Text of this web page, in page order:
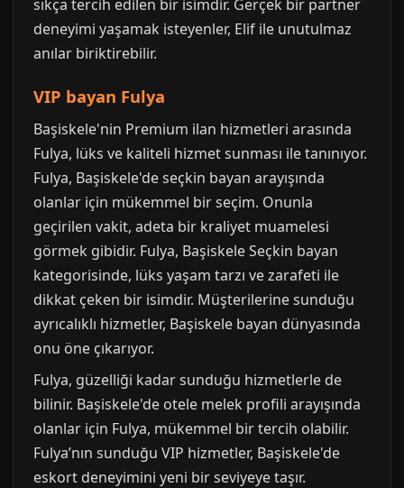
sıkça tercih edilen bir isimdir. Gerçek bir partner
deneyimi yaşamak isteyenler, Elif ile unutulmaz
anılar biriktirebilir.
VIP bayan Fulya
Başiskele'nin Premium ilan hizmetleri arasında
Fulya, lüks ve kaliteli hizmet sunması ile tanınıyor.
Fulya, Başiskele'de seçkin bayan arayışında
olanlar için mükemmel bir seçim. Onunla
geçirilen vakit, adeta bir kraliyet muamelesi
görmek gibidir. Fulya, Başiskele Seçkin bayan
kategorisinde, lüks yaşam tarzı ve zarafeti ile
dikkat çeken bir isimdir. Müşterilerine sunduğu
ayrıcalıklı hizmetler, Başiskele bayan dünyasında
onu öne çıkarıyor.
Fulya, güzelliği kadar sunduğu hizmetlerle de
bilinir. Başiskele'de otele melek profili arayışında
olanlar için Fulya, mükemmel bir tercih olabilir.
Fulya’nın sunduğu VIP hizmetler, Başiskele'de
eskort deneyimini yeni bir seviyeye taşır.